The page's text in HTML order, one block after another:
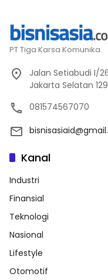
PT Tiga Karsa Komunika.
Jalan Setiabudi I/
Jakarta Selatan
081574567070
Kanal
Industri
Finansial
Teknologi
Nasional
Lifestyle
Otomotif